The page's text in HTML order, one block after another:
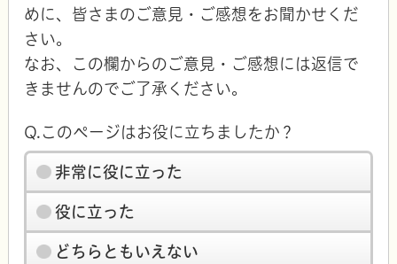
めに、皆さまのご意見・ご感想をお聞かせくだ
さい。
なお、この欄からのご意見・ご感想には返信で
きませんのでご了承ください。
Q.このページはお役に立ちましたか？
非常に役に立った
役に立った
どちらともいえない